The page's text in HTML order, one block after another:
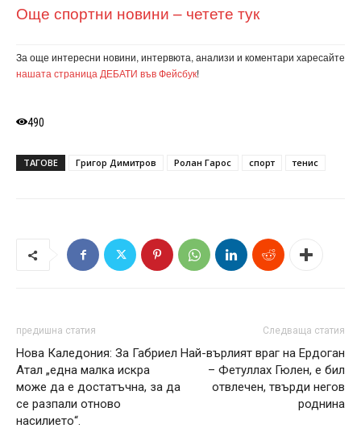
Още спортни новини – четете тук
За още интересни новини, интервюта, анализи и коментари харесайте
нашата страница ДЕБАТИ във Фейсбук!
490
ТАГОВЕ Григор Димитров Ролан Гарос спорт тенис
предишна статия
Нова Каледония: За Габриел
Атал „една малка искра
може да е достатъчна, за да
се разпали отново
насилието“.
Следваща статия
Най-върлият враг на Ердоган
– Фетуллах Гюлен, е бил
отвлечен, твърди негов
роднина